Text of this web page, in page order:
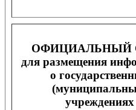
ОФИЦИАЛЬНЫЙ
для размещения
о
учреждениях